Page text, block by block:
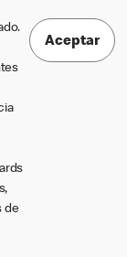
de
Aceptar